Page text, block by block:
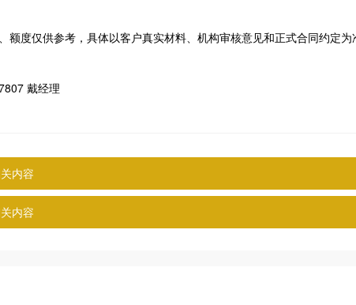
额度仅供参考，具体以客户真实材料、机构审核意见和正式合同约定为
戴经理
内容
内容